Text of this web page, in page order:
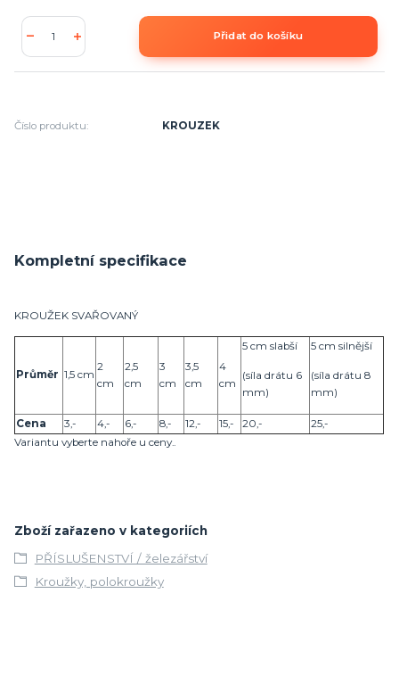
Přidat do košíku
Číslo produktu: KROUZEK
Kompletní specifikace
KROUŽEK SVAŘOVANÝ
Průměr 1,5 cm
2
cm
2,5
cm
3
cm
3,5
cm
4
cm
5 cm slabší
(síla drátu 6
mm)
5 cm silnější
(síla drátu 8
mm)
Cena 3,- 4,- 6,- 8,- 12,- 15,- 20,-
25,-
Variantu vyberte nahoře u ceny..
Zboží zařazeno v kategoriích
PŘÍSLUŠENSTVÍ / železářství
Kroužky, polokroužky